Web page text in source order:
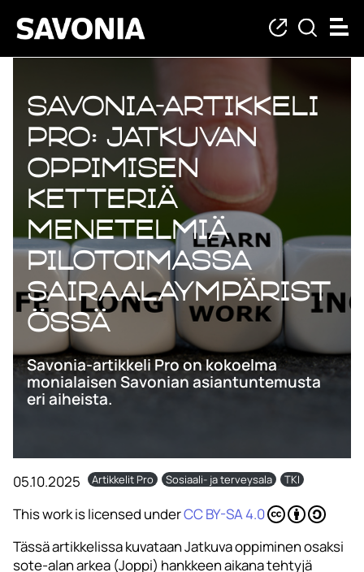
Savonia-artikkeli
Pro: Jatkuvan
oppimisen
ketteriä
menetelmiä
pilotoimassa
sairaalaympärist
össä
Savonia-artikkeli Pro on kokoelma
monialaisen Savonian asiantuntemusta
eri aiheista.
05.10.2025 Artikkelit Pro Sosiaali- ja terveysala TKI
This work is licensed underCC BY-SA 4.0
Tässä artikkelissa kuvataan Jatkuva oppiminen osaksi
sote-alan arkea (Joppi) hankkeen aikana tehtyjä